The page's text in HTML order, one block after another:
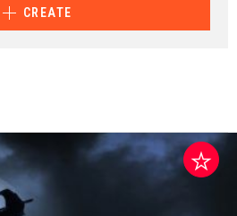
CREATE